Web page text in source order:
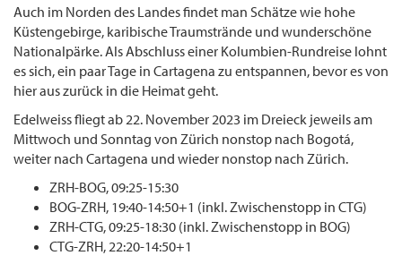
Auch im Norden des Landes findet man Schätze wie hohe
Küstengebirge, karibische Traumstrände und wunderschöne
Nationalpärke. Als Abschluss einer Kolumbien-Rundreise lohnt
es sich, ein paar Tage in Cartagena zu entspannen, bevor es von
hier aus zurück in die Heimat geht.
Edelweiss fliegt ab 22. November 2023 im Dreieck jeweils am
Mittwoch und Sonntag von Zürich nonstop nach Bogotá,
weiter nach Cartagena und wieder nonstop nach Zürich.
ZRH-BOG, 09:25-15:30
BOG-ZRH, 19:40-14:50+1 (inkl. Zwischenstopp in CTG)
ZRH-CTG, 09:25-18:30 (inkl. Zwischenstopp in BOG)
CTG-ZRH, 22:20-14:50+1